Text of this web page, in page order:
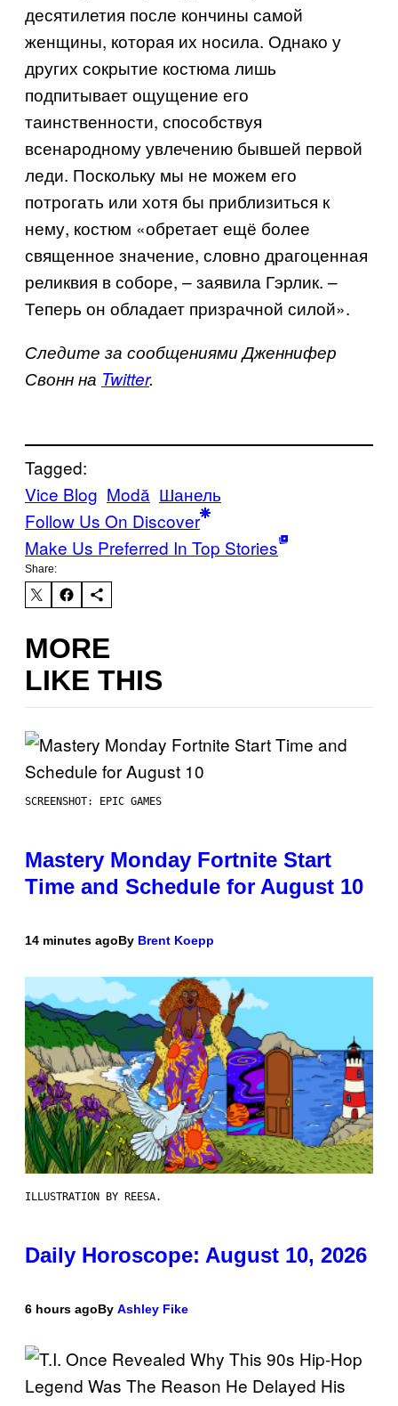
десятилетия после кончины самой
женщины, которая их носила. Однако у
других сокрытие костюма лишь
подпитывает ощущение его
таинственности, способствуя
всенародному увлечению бывшей первой
леди. Поскольку мы не можем его
потрогать или хотя бы приблизиться к
нему, костюм «обретает ещё более
священное значение, словно драгоценная
реликвия в соборе, – заявила Гэрлик. –
Теперь он обладает призрачной силой».
Следите за сообщениями Дженнифер
Свонн на Twitter.
Tagged:
Vice Blog Μodă Шанель
Follow Us On Discover
Make Us Preferred In Top Stories
Share:
MORE
LIKE THIS
SCREENSHOT: EPIC GAMES
Mastery Monday Fortnite Start
Time and Schedule for August 10
14 minutes agoBy Brent Koepp
ILLUSTRATION BY REESA.
Daily Horoscope: August 10, 2026
6 hours agoBy Ashley Fike